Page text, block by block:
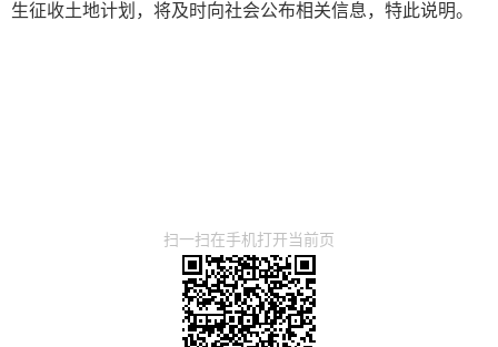
生征收土地计划，将及时向社会公布相关信息，特此说明。
扫一扫在手机打开当前页